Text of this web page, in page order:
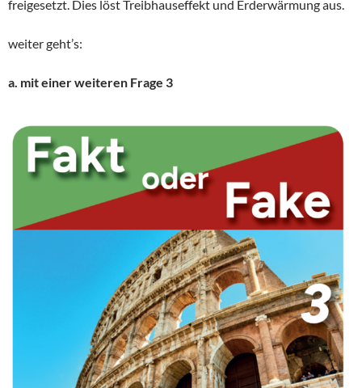
freigesetzt. Dies löst Treibhauseffekt und Erderwärmung aus.
weiter geht’s:
a. mit einer weiteren Frage 3